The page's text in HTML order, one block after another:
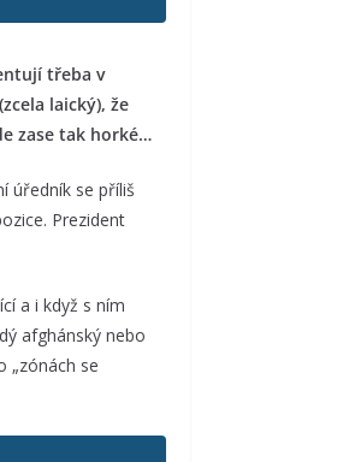
třeba v
laický), že
zase tak horké…
úředník se příliš
Prezident
a i když s ním
afghánský nebo
„zónách se